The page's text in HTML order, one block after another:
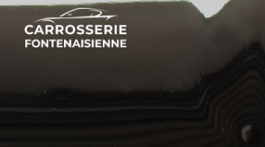
Panneau de gestion des cookies